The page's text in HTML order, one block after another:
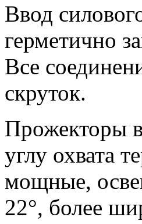
Ввод
герметично
Все
скруток.
Прожекторы
углу охвата
мощные,
22°, более